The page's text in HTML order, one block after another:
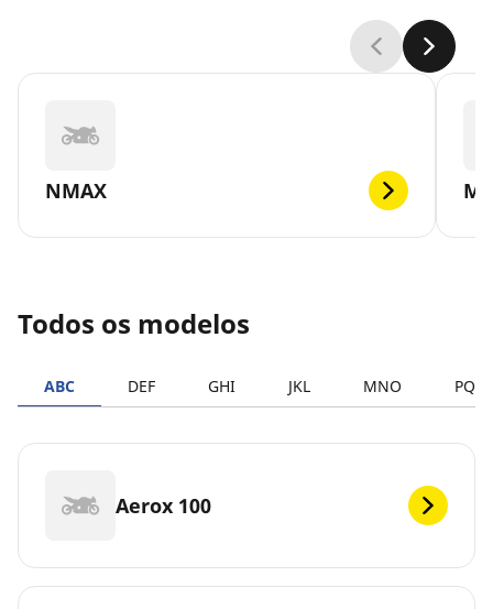
NMAX
Todos os modelos
ABC DEF GHI JKL MNO PQRS
Aerox 100